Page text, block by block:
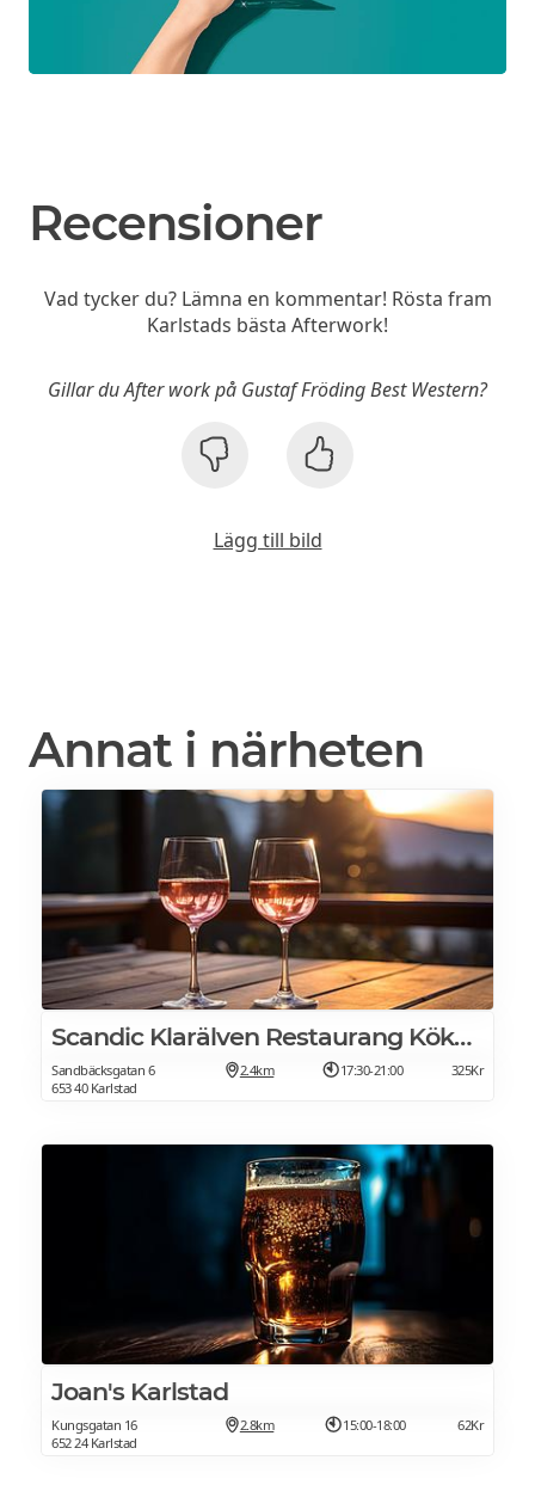
Recensioner
Vad tycker du? Lämna en kommentar! Rösta fram
Karlstads bästa Afterwork!
Gillar du After work på Gustaf Fröding Best Western?
Lägg till bild
Annat i närheten
Scandic Klarälven Restaurang Köksbaren
Sandbäcksgatan 6
653 40 Karlstad
2.4km 17:30-21:00 325Kr
Joan's Karlstad
Kungsgatan 16
652 24 Karlstad
2.8km 15:00-18:00 62Kr